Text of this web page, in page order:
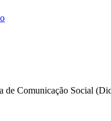
de Comunicação Social